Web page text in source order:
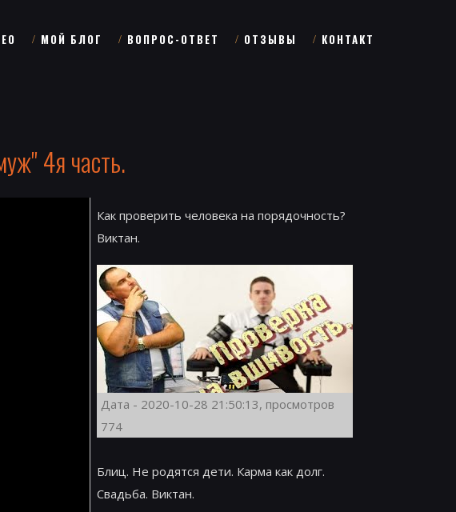
МОЙ БЛОГ ВОПРОС-ОТВЕТ ОТЗЫВЫ КОНТАКТ
4я часть.
Как проверить человека на порядочность?
Виктан.
Дата - 2020-10-28 21:50:13, просмотров
774
Блиц. Не родятся дети. Карма как долг.
Свадьба. Виктан.